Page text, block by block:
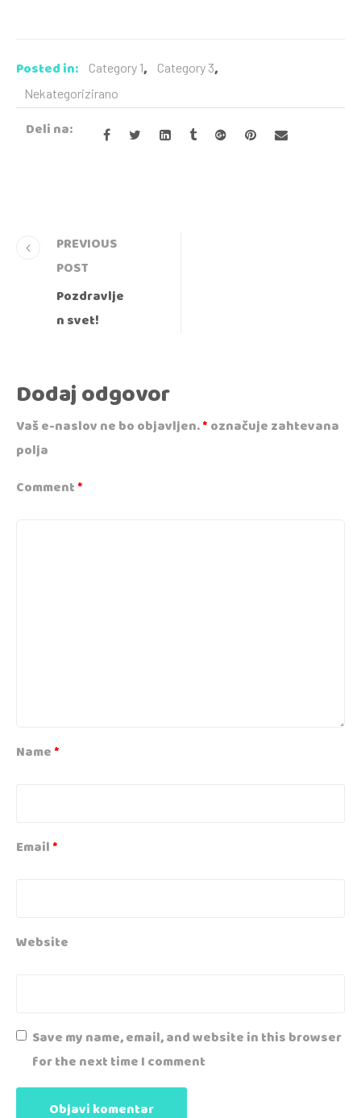
Posted in: Category 1, Category 3,
Nekategorizirano
Deli na:
PREVIOUS
POST
Pozdravlje
n svet!
Dodaj odgovor
Vaš e-naslov ne bo objavljen.*označuje zahtevana
polja
Comment*
Name*
Email*
Website
Save my name, email, and website in this browser
for the next time I comment